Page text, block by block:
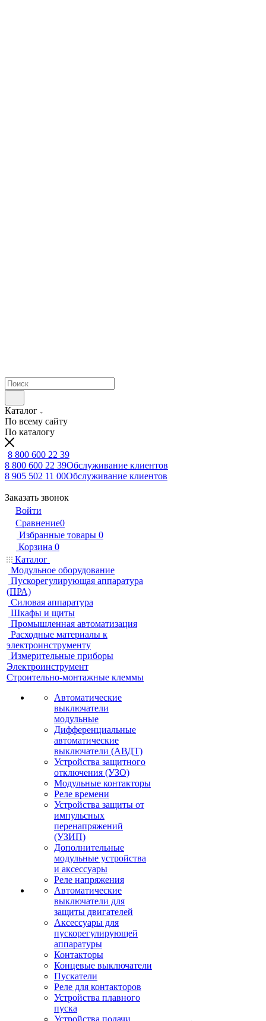
Каталог
По всему сайту
По каталогу
8 800 600 22 39
8 800 600 22 39Обслуживание клиентов
8 905 502 11 00Обслуживание клиентов
Заказать звонок
Войти
Сравнение0
Избранные товары 0
Корзина 0
Каталог
Модульное оборудование
Пускорегулирующая аппаратура
(ПРА)
Силовая аппаратура
Шкафы и щиты
Промышленная автоматизация
Расходные материалы к
электроинструменту
Измерительные приборы
Электроинструмент
Строительно-монтажные клеммы
Автоматические
выключатели
модульные
Дифференциальные
автоматические
выключатели (АВДТ)
Устройства защитного
отключения (УЗО)
Модульные контакторы
Реле времени
Устройства защиты от
импульсных
перенапряжений
(УЗИП)
Дополнительные
модульные устройства
и аксессуары
Реле напряжения
Автоматические
выключатели для
защиты двигателей
Аксессуары для
пускорегулирующей
аппаратуры
Контакторы
Концевые выключатели
Пускатели
Реле для контакторов
Устройства плавного
пуска
Устройства подачи